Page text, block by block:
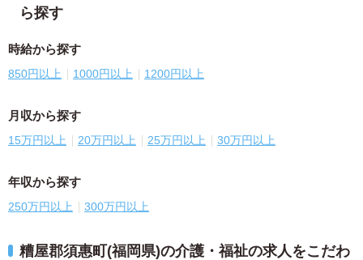
ら探す
時給から探す
850円以上 1000円以上 1200円以上
月収から探す
15万円以上 20万円以上 25万円以上 30万円以上
年収から探す
250万円以上 300万円以上
糟屋郡須惠町(福岡県)の介護・福祉の求人をこだわ